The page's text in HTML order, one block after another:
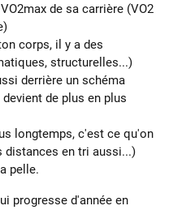
de sa carrière (VO2
corps, il y a des
structurelles...)
derrière un schéma
de plus en plus
longtemps, c'est ce qu'on
distances en tri aussi...)
pelle.
progresse d'année en